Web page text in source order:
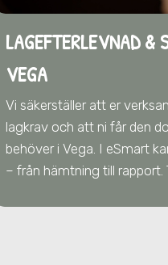
LAGEFTERLEVNAD &
VEGA
Vi säkerställer att er
lagkrav och att ni får den
behöver i Vega. I eSmart
– från hämtning till rapport.